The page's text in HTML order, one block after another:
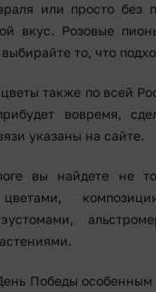
или просто без
вкус. Розовые
то, что
также по всей
вовремя,
указаны на сайте.
вы найдете не
Победы особенным